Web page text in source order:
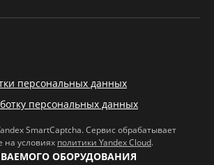
персональных данных
персональных данных
SmartCaptcha. Сервис обрабатывает
на условиях политики Yandex Cloud.
ОБОРУДОВАНИЯ